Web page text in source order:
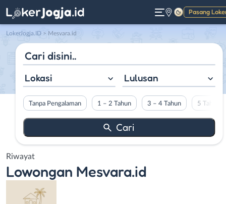
Pasang
Gelap
LokerJogja.ID > Mesvara.id
Lokasi Lulusan
Tanpa Pengalaman 1 – 2 Tahun 3 – 4 Tahun 5 Tahun
Riwayat
Lowongan Mesvara.id